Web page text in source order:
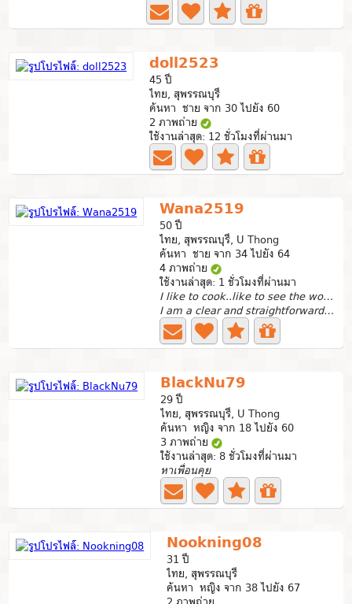
doll2523
45 ปี
ไทย, สุพรรณบุรี
ค้นหา ชาย จาก 30 ไปยัง 60
2 ภาพถ่าย
ใช้งานล่าสุด: 12 ชั่วโมงที่ผ่านมา
Wana2519
50 ปี
ไทย, สุพรรณบุรี, U Thong
ค้นหา ชาย จาก 34 ไปยัง 64
4 ภาพถ่าย
ใช้งานล่าสุด: 1 ชั่วโมงที่ผ่านมา
I like to cook..like to see the world..
I am a clear and straightforward woman.. I like to smile...
BlackNu79
29 ปี
ไทย, สุพรรณบุรี, U Thong
ค้นหา หญิง จาก 18 ไปยัง 60
3 ภาพถ่าย
ใช้งานล่าสุด: 8 ชั่วโมงที่ผ่านมา
หาเพื่อนคุย
Nookning08
31 ปี
ไทย, สุพรรณบุรี
ค้นหา หญิง จาก 38 ไปยัง 67